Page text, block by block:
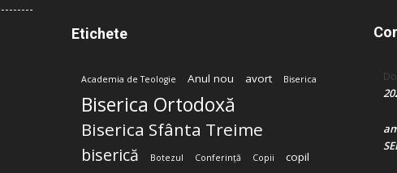
Etichete
Academia de Teologie Anul nou avort Biserica
Biserica Ortodoxă
Biserica Sfânta Treime
biserică Botezul Conferință Copii
copil